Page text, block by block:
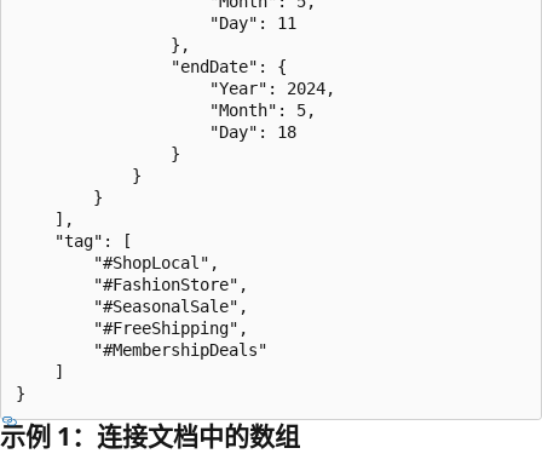
                    "Day": 11
                },
                "endDate": {
                    "Year": 2024,
                    "Month": 5,
                    "Day": 18
                }
            }
        }
    ],
    "tag": [
        "#ShopLocal",
        "#FashionStore",
        "#SeasonalSale",
        "#FreeShipping",
        "#MembershipDeals"
    ]
示例 1：连接文档中的数组